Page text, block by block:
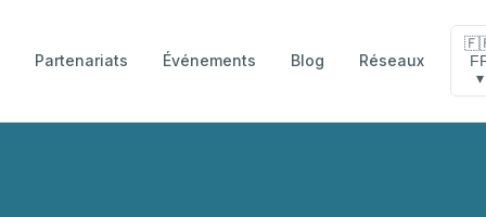
Partenariats Événements Blog Réseaux
▾